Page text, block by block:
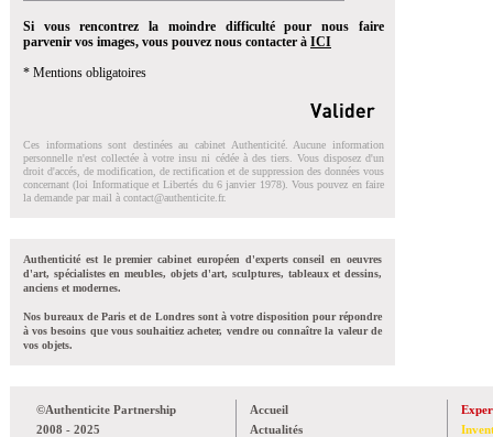
Si vous rencontrez la moindre difficulté pour nous faire
parvenir vos images, vous pouvez nous contacter à ICI
* Mentions obligatoires
Ces informations sont destinées au cabinet Authenticité. Aucune information
personnelle n'est collectée à votre insu ni cédée à des tiers. Vous disposez d'un
droit d'accés, de modification, de rectification et de suppression des données vous
concernant (loi Informatique et Libertés du 6 janvier 1978). Vous pouvez en faire
la demande par mail à contact@authenticite.fr.
Authenticité est le premier cabinet européen d'experts conseil en oeuvres
d'art, spécialistes en meubles, objets d'art, sculptures, tableaux et dessins,
anciens et modernes.
Nos bureaux de Paris et de Londres sont à votre disposition pour répondre
à vos besoins que vous souhaitiez acheter, vendre ou connaître la valeur de
vos objets.
©Authenticite Partnership
2008 - 2025
Accueil
Actualités